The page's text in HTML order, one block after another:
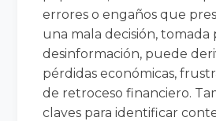
errores o engaños que
una mala decisión, tomada
desinformación, puede
pérdidas económicas,
de retroceso financiero.
claves para identificar